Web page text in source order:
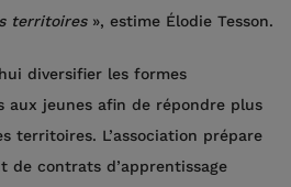
territoires», estime Élodie Tesson.
diversifier les formes
aux jeunes afin de répondre plus
territoires. L’association prépare
de contrats d’apprentissage